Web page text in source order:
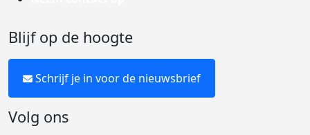
Blijf op de hoogte
Schrijf je in voor de nieuwsbrief
Volg ons